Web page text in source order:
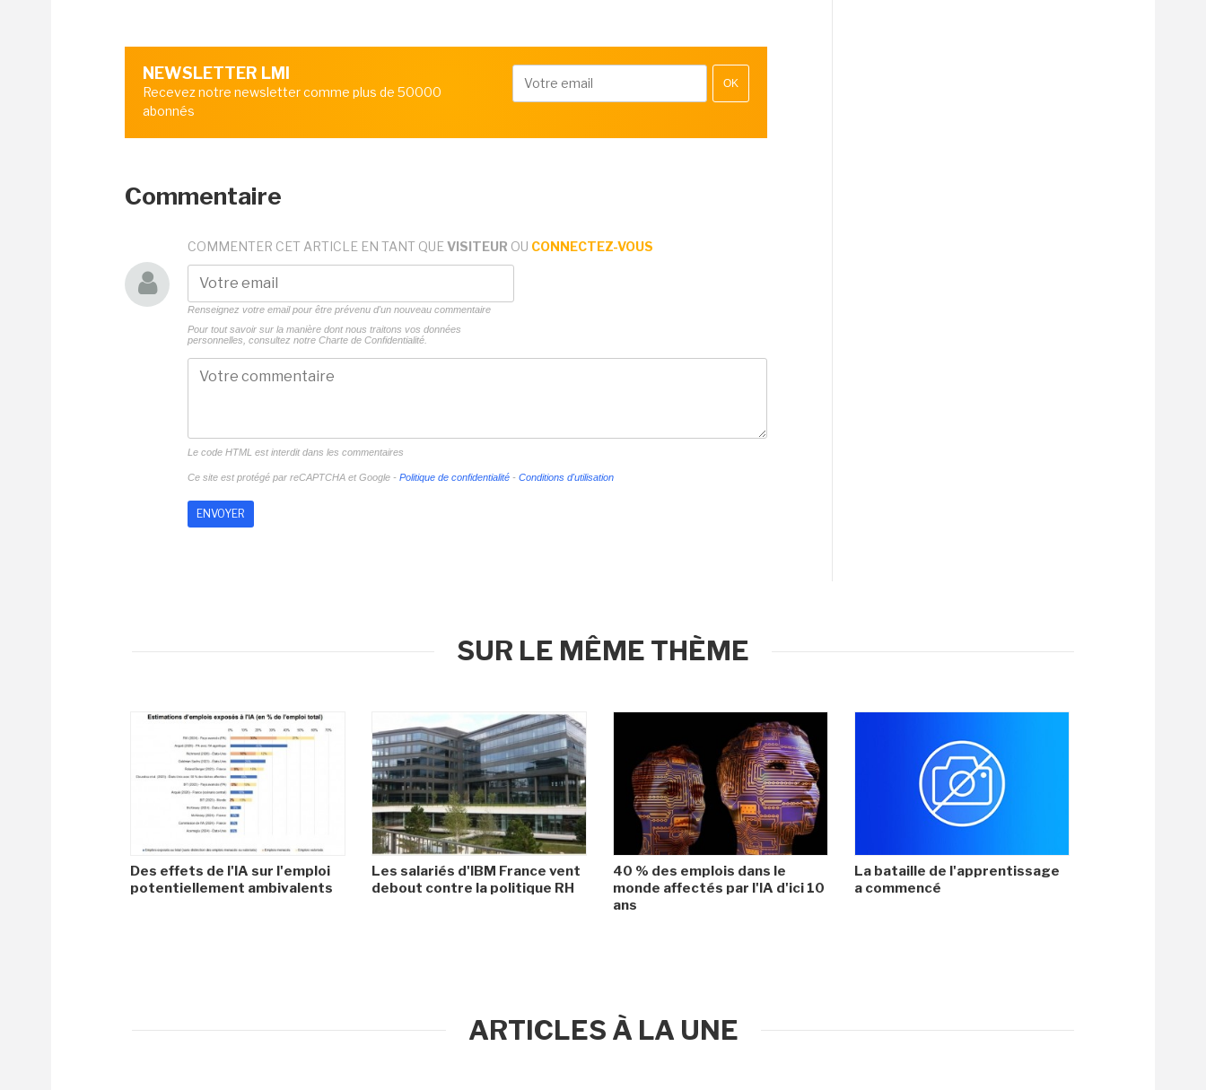
NEWSLETTER LMI
Recevez notre newsletter comme plus de 50000
abonnés
OK
Commentaire
COMMENTER CET ARTICLE EN TANT QUE VISITEUR OU CONNECTEZ-VOUS
Renseignez votre email pour être prévenu d'un nouveau commentaire
Pour tout savoir sur la manière dont nous traitons vos données
personnelles, consultez notre Charte de Confidentialité.
Le code HTML est interdit dans les commentaires
Ce site est protégé par reCAPTCHA et Google - Politique de confidentialité - Conditions d'utilisation
SUR LE MÊME THÈME
Des effets de l'IA sur l'emploi
potentiellement ambivalents
Les salariés d'IBM France vent
debout contre la politique RH
40 % des emplois dans le
monde affectés par l'IA d'ici 10
ans
La bataille de l'apprentissage
a commencé
ARTICLES À LA UNE